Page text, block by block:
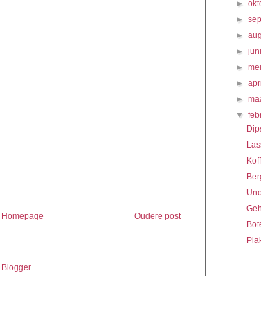
Oudere post
Homepage
►
►
►
►
►
►
►
▼